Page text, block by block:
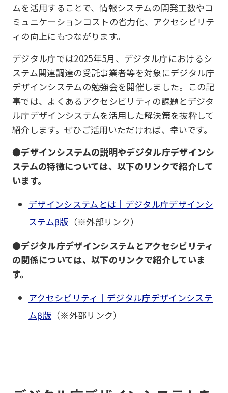
ムを活用することで、情報システムの開発工数やコ
ミュニケーションコストの省力化、アクセシビリテ
ィの向上にもつながります。
デジタル庁では2025年5月、デジタル庁におけるシ
ステム関連調達の受託事業者等を対象にデジタル庁
デザインシステムの勉強会を開催しました。この記
事では、よくあるアクセシビリティの課題とデジタ
ル庁デザインシステムを活用した解決策を抜粋して
紹介します。ぜひご活用いただければ、幸いです。
●デザインシステムの説明やデジタル庁デザインシ
ステムの特徴については、以下のリンクで紹介して
います。
デザインシステムとは｜デジタル庁デザインシ
ステムβ版 （※外部リンク）
●デジタル庁デザインシステムとアクセシビリティ
の関係については、以下のリンクで紹介していま
す。
アクセシビリティ｜デジタル庁デザインシステ
ムβ版 （※外部リンク）